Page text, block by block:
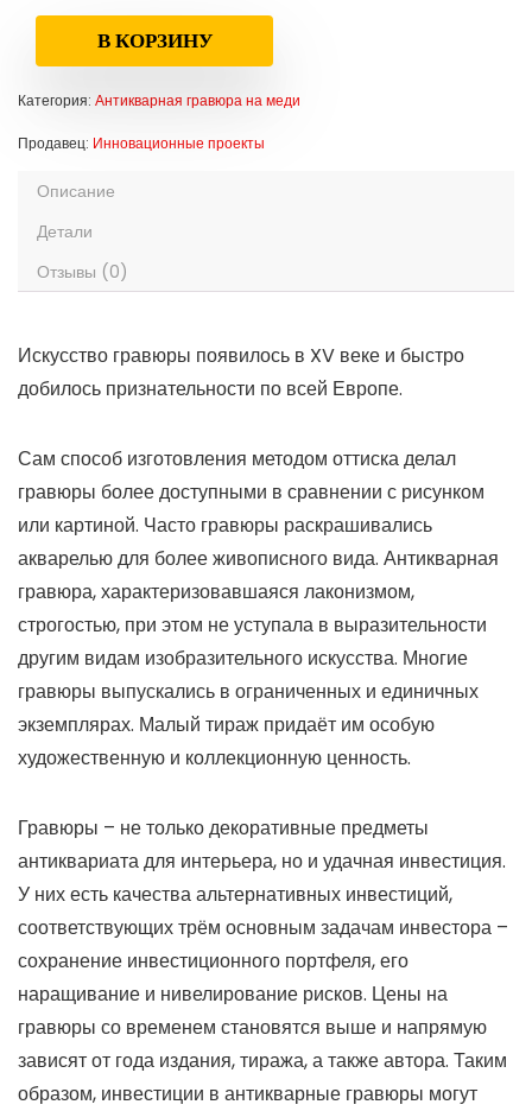
В КОРЗИНУ
Категория: Антикварная гравюра на меди
Продавец: Инновационные проекты
Описание
Детали
Отзывы (0)
Искусство гравюры появилось в XV веке и быстро
добилось признательности по всей Европе.
Сам способ изготовления методом оттиска делал
гравюры более доступными в сравнении с рисунком
или картиной. Часто гравюры раскрашивались
акварелью для более живописного вида. Антикварная
гравюра, характеризовавшаяся лаконизмом,
строгостью, при этом не уступала в выразительности
другим видам изобразительного искусства. Многие
гравюры выпускались в ограниченных и единичных
экземплярах. Малый тираж придаёт им особую
художественную и коллекционную ценность.
Гравюры – не только декоративные предметы
антиквариата для интерьера, но и удачная инвестиция.
У них есть качества альтернативных инвестиций,
соответствующих трём основным задачам инвестора –
сохранение инвестиционного портфеля, его
наращивание и нивелирование рисков. Цены на
гравюры со временем становятся выше и напрямую
зависят от года издания, тиража, а также автора. Таким
образом, инвестиции в антикварные гравюры могут